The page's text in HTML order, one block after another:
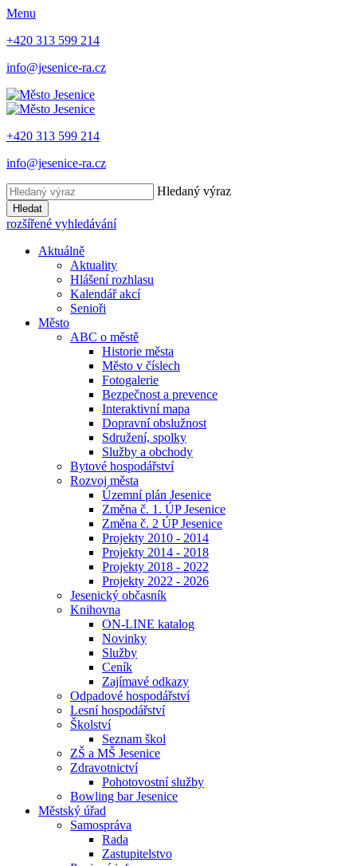
Menu
+420 313 599 214
info@jesenice-ra.cz
+420 313 599 214
info@jesenice-ra.cz
Hledaný výraz
Hledat
rozšířené vyhledávání
Aktuálně
Aktuality
Hlášení rozhlasu
Kalendář akcí
Senioři
Město
ABC o městě
Historie města
Město v číslech
Fotogalerie
Bezpečnost a prevence
Interaktivní mapa
Dopravní obslužnost
Sdružení, spolky
Služby a obchody
Bytové hospodářství
Rozvoj města
Územní plán Jesenice
Změna č. 1. ÚP Jesenice
Změna č. 2 ÚP Jesenice
Projekty 2010 - 2014
Projekty 2014 - 2018
Projekty 2018 - 2022
Projekty 2022 - 2026
Jesenický občasník
Knihovna
ON-LINE katalog
Novinky
Služby
Ceník
Zajímavé odkazy
Odpadové hospodářství
Lesní hospodářství
Školství
Seznam škol
ZŠ a MŠ Jesenice
Zdravotnictví
Pohotovostní služby
Bowling bar Jesenice
Městský úřad
Samospráva
Rada
Zastupitelstvo